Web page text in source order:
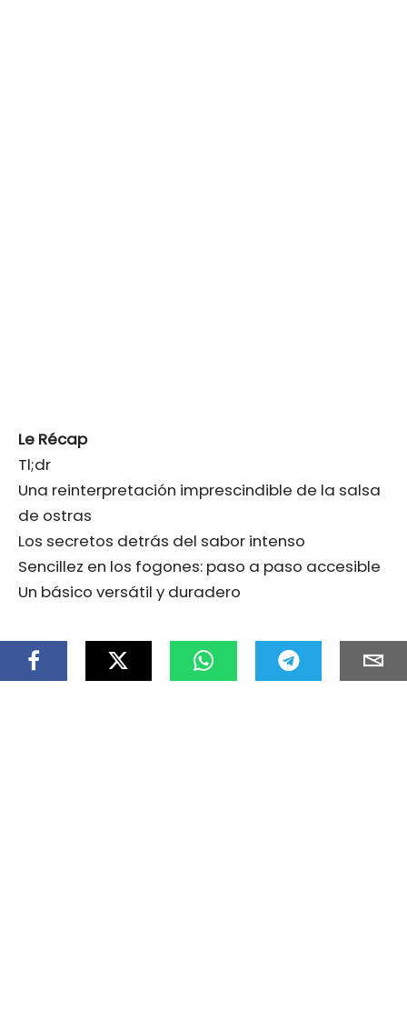
Le Récap
Tl;dr
Una reinterpretación imprescindible de la salsa
de ostras
Los secretos detrás del sabor intenso
Sencillez en los fogones: paso a paso accesible
Un básico versátil y duradero